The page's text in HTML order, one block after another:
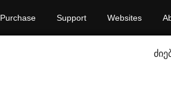
Purchase Support Websites